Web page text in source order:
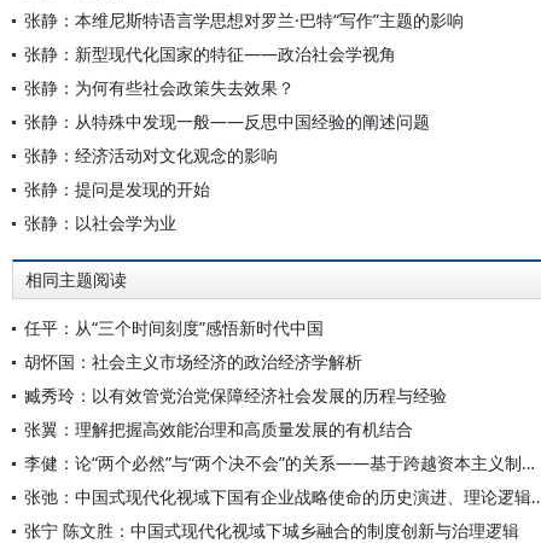
张静：本维尼斯特语言学思想对罗兰·巴特“写作”主题的影响
张静：新型现代化国家的特征——政治社会学视角
张静：为何有些社会政策失去效果？
张静：从特殊中发现一般——反思中国经验的阐述问题
张静：经济活动对文化观念的影响
张静：提问是发现的开始
张静：以社会学为业
相同主题阅读
任平：从“三个时间刻度”感悟新时代中国
胡怀国：社会主义市场经济的政治经济学解析
臧秀玲：以有效管党治党保障经济社会发展的历程与经验
张翼：理解把握高效能治理和高质量发展的有机结合
李健：论“两个必然”与“两个决不会”的关系——基于跨越资本主义制度“卡夫丁峡谷”设想的反思
张弛：中国式现代化视域下国有
张宁 陈文胜：中国式现代化视域下城乡融合的制度创新与治理逻辑